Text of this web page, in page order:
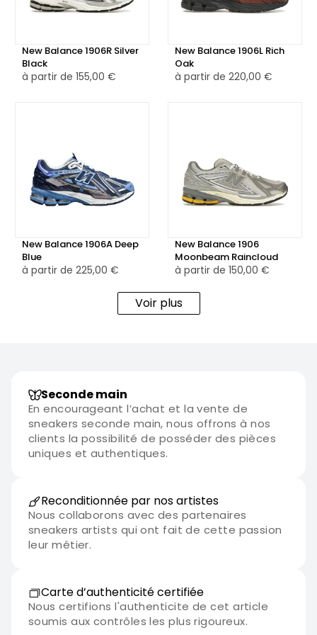
Black se distingue par son aspect minimaliste et versatile.
style.
apprécient la qualité et la performance, tout en désirant
une chaussure au design épuré et sophistiqué. Parfaite
pour les amateurs de sneakers qui recherchent un modèle
fiable, élégant et performant.
New Balance 1906R Silver
Black
à partir de 155,00 €
New Balance 1906L Rich
Oak
à partir de 220,00 €
New Balance 1906A Deep
Blue
à partir de 225,00 €
New Balance 1906
Moonbeam Raincloud
à partir de 150,00 €
Voir plus
Seconde main
En encourageant l’achat et la vente de
sneakers seconde main, nous offrons à nos
clients la possibilité de posséder des pièces
uniques et authentiques.
Reconditionnée par nos artistes
Nous collaborons avec des partenaires
sneakers artists qui ont fait de cette passion
leur métier.
Carte d’authenticité certifiée
Nous certifions l'authenticite de cet article
soumis aux contrôles les plus rigoureux.